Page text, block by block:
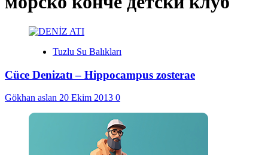
Tuzlu Su Balıkları
Cüce Denizatı – Hippocampus zosterae
Gökhan aslan 20 Ekim 2013 0